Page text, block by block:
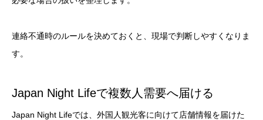
連絡不通時のルールを決めておくと、現場で判断しやすくなりま
す。
Japan Night Lifeで複数人需要へ届ける
Japan Night Lifeでは、外国人観光客に向けて店舗情報を届けた